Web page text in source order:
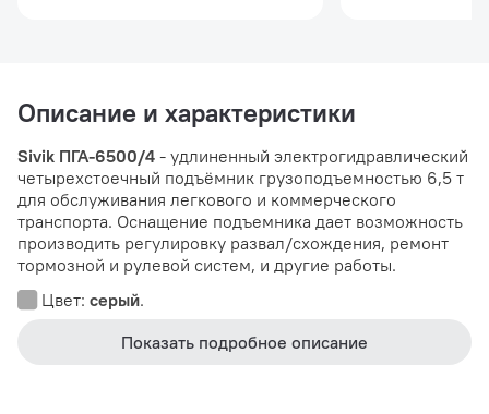
Описание и характеристики
Sivik ПГА-6500/4 - удлиненный электрогидравлический
четырехстоечный подъёмник грузоподъемностью 6,5 т
для обслуживания легкового и коммерческого
транспорта. Оснащение подъемника дает возможность
производить регулировку развал/схождения, ремонт
тормозной и рулевой систем, и другие работы.
Цвет: серый.
Показать подробное описание